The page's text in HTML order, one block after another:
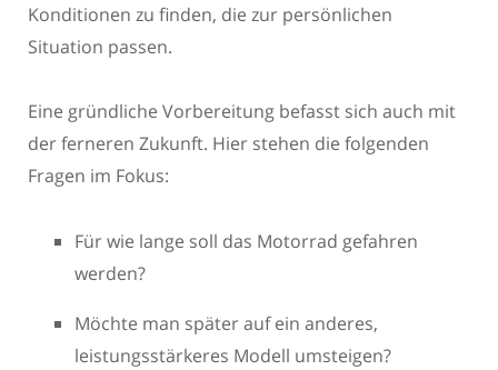
Konditionen zu finden, die zur persönlichen
Situation passen.
Eine gründliche Vorbereitung befasst sich auch mit
der ferneren Zukunft. Hier stehen die folgenden
Fragen im Fokus:
Für wie lange soll das Motorrad gefahren
werden?
Möchte man später auf ein anderes,
leistungsstärkeres Modell umsteigen?